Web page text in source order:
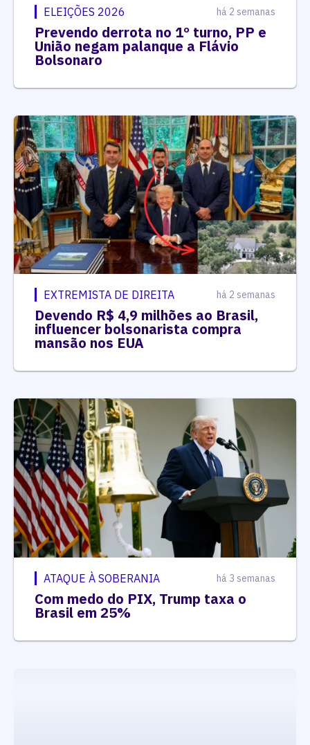
ELEIÇÕES 2026 há 2 semanas
Prevendo derrota no 1º turno, PP e
União negam palanque a Flávio
Bolsonaro
EXTREMISTA DE DIREITA há 2 semanas
Devendo R$ 4,9 milhões ao Brasil,
influencer bolsonarista compra
mansão nos EUA
ATAQUE À SOBERANIA há 3 semanas
Com medo do PIX, Trump taxa o
Brasil em 25%